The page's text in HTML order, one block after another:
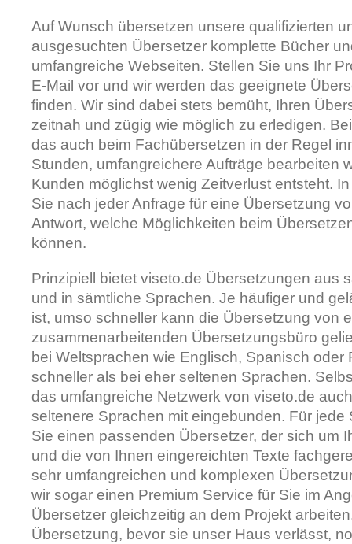
Auf Wunsch übersetzen unsere qualifizierten
ausgesuchten Übersetzer komplette Bücher
umfangreiche Webseiten. Stellen Sie uns Ihr
E-Mail vor und wir werden das geeignete
finden. Wir sind dabei stets bemüht, Ihren
zeitnah und zügig wie möglich zu erledigen.
das auch beim Fachübersetzen in der Regel
Stunden, umfangreichere Aufträge bearbeiten
Kunden möglichst wenig Zeitverlust entsteht.
Sie nach jeder Anfrage für eine Übersetzung
Antwort, welche Möglichkeiten beim
können.
Prinzipiell bietet viseto.de Übersetzungen aus
und in sämtliche Sprachen. Je häufiger und
ist, umso schneller kann die Übersetzung von
zusammenarbeitenden Übersetzungsbüro
bei Weltsprachen wie Englisch, Spanisch oder
schneller als bei eher seltenen Sprachen.
das umfangreiche Netzwerk von viseto.de
seltenere Sprachen mit eingebunden. Für jede
Sie einen passenden Übersetzer, der sich um
und die von Ihnen eingereichten Texte
sehr umfangreichen und komplexen
wir sogar einen Premium Service für Sie im
Übersetzer gleichzeitig an dem Projekt
Übersetzung, bevor sie unser Haus verlässt,